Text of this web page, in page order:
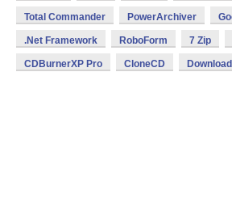
Total Commander PowerArchiver
.Net Framework RoboForm 7 Zip
CDBurnerXP Pro CloneCD